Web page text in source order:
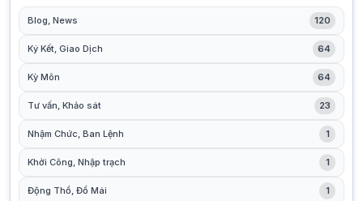
Blog, News 120
Ký Kết, Giao Dịch 64
Kỳ Môn 64
Tư vấn, Khảo sát 23
Nhậm Chức, Ban Lệnh 1
Khởi Công, Nhập trạch 1
Động Thổ, Đổ Mái 1